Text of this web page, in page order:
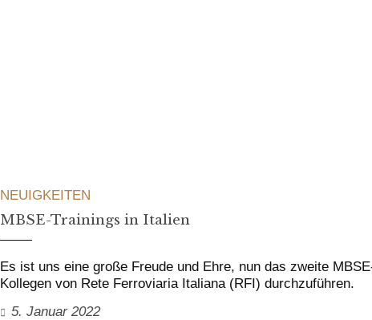
NEUIGKEITEN
MBSE-Trainings in Italien
Es ist uns eine große Freude und Ehre, nun das zweite
Kollegen von Rete Ferroviaria Italiana (RFI) durchzuführen.
5. Januar 2022